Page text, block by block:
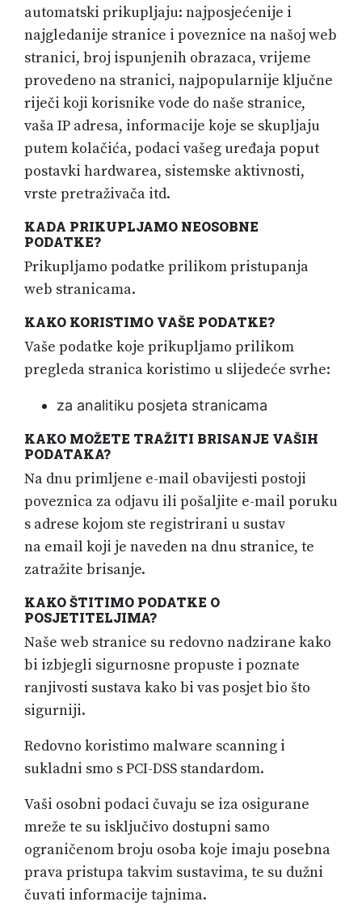
automatski prikupljaju: najposjećenije i
najgledanije stranice i poveznice na našoj web
stranici, broj ispunjenih obrazaca, vrijeme
provedeno na stranici, najpopularnije ključne
riječi koji korisnike vode do naše stranice,
vaša IP adresa, informacije koje se skupljaju
putem kolačića, podaci vašeg uređaja poput
postavki hardwarea, sistemske aktivnosti,
vrste pretraživača itd.
KADA PRIKUPLJAMO NEOSOBNE
PODATKE?
Prikupljamo podatke prilikom pristupanja
web stranicama.
KAKO KORISTIMO VAŠE PODATKE?
Vaše podatke koje prikupljamo prilikom
pregleda stranica koristimo u slijedeće svrhe:
za analitiku posjeta stranicama
KAKO MOŽETE TRAŽITI BRISANJE VAŠIH
PODATAKA?
Na dnu primljene e-mail obavijesti postoji
poveznica za odjavu ili pošaljite e-mail poruku
s adrese kojom ste registrirani u sustav
na email koji je naveden na dnu stranice, te
zatražite brisanje.
KAKO ŠTITIMO PODATKE O
POSJETITELJIMA?
Naše web stranice su redovno nadzirane kako
bi izbjegli sigurnosne propuste i poznate
ranjivosti sustava kako bi vas posjet bio što
sigurniji.
Redovno koristimo malware scanning i
sukladni smo s PCI-DSS standardom.
Vaši osobni podaci čuvaju se iza osigurane
mreže te su isključivo dostupni samo
ograničenom broju osoba koje imaju posebna
prava pristupa takvim sustavima, te su dužni
čuvati informacije tajnima.